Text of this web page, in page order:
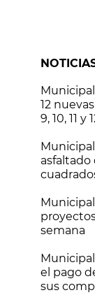
12
9, 10, 11
asfaltado
semana
el pago
sus